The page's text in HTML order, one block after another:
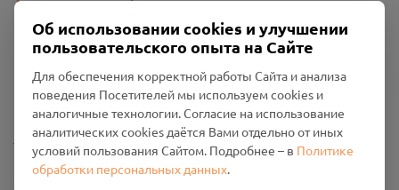
Политика конфиденциальности
Промо-материалы
Настройки cookies
Общество с ограниченной ответственностью «Смоленский
Об использовании cookies и улучшении
пользовательского опыта на Сайте
Для обеспечения корректной работы Сайта и анализа
поведения Посетителей мы используем cookies и
аналогичные технологии. Согласие на использование
аналитических cookies даётся Вами отдельно от иных
условий пользования Сайтом. Подробнее – в Политике
обработки персональных данных.